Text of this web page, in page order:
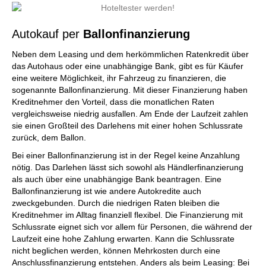
Autokauf per Ballonfinanzierung
Neben dem Leasing und dem herkömmlichen Ratenkredit über
das Autohaus oder eine unabhängige Bank, gibt es für Käufer
eine weitere Möglichkeit, ihr Fahrzeug zu finanzieren, die
sogenannte Ballonfinanzierung. Mit dieser Finanzierung haben
Kreditnehmer den Vorteil, dass die monatlichen Raten
vergleichsweise niedrig ausfallen. Am Ende der Laufzeit zahlen
sie einen Großteil des Darlehens mit einer hohen Schlussrate
zurück, dem Ballon.
Bei einer Ballonfinanzierung ist in der Regel keine Anzahlung
nötig. Das Darlehen lässt sich sowohl als Händlerfinanzierung
als auch über eine unabhängige Bank beantragen. Eine
Ballonfinanzierung ist wie andere Autokredite auch
zweckgebunden. Durch die niedrigen Raten bleiben die
Kreditnehmer im Alltag finanziell flexibel. Die Finanzierung mit
Schlussrate eignet sich vor allem für Personen, die während der
Laufzeit eine hohe Zahlung erwarten. Kann die Schlussrate
nicht beglichen werden, können Mehrkosten durch eine
Anschlussfinanzierung entstehen. Anders als beim Leasing: Bei